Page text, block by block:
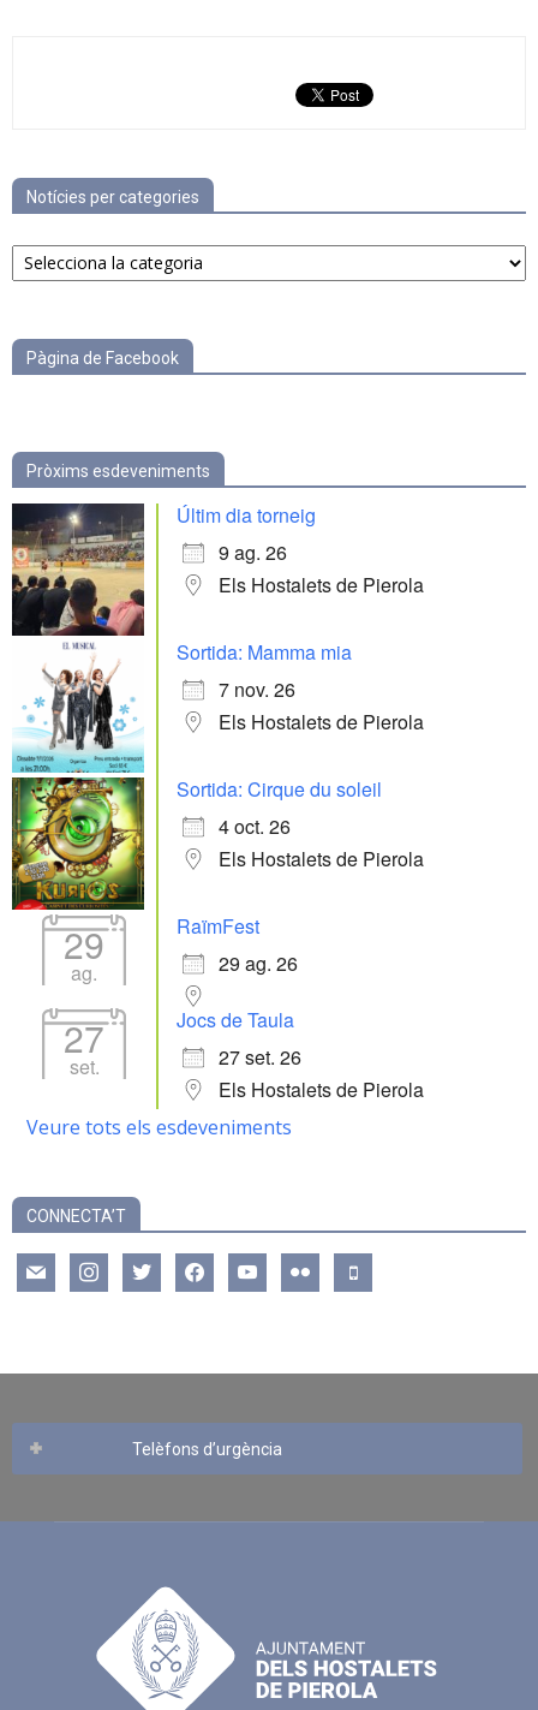
Notícies per categories
Notícies
per
Pàgina de Facebook
Pròxims esdeveniments
Últim dia torneig
9 ag. 26
Els Hostalets de Pierola
Sortida: Mamma mia
7 nov. 26
Els Hostalets de Pierola
Sortida: Cirque du soleil
4 oct. 26
Els Hostalets de Pierola
29
ag.
RaïmFest
29 ag. 26
27
set.
Jocs de Taula
27 set. 26
Els Hostalets de Pierola
Veure tots els esdeveniments
CONNECTA’T
mail instagramtwitter facebookyoutube flickr mobile
Telèfons d’urgència